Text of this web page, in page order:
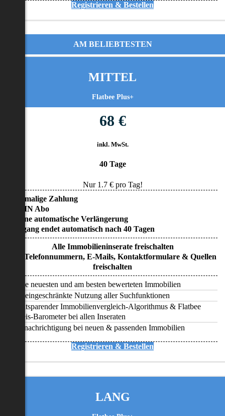
Registrieren & Bestellen
AM BELIEBTESTEN
MITTEL
Flatbee Plus+
68 €
inkl. MwSt.
40 Tage
Nur 1.7€ pro Tag!
• Einmalige Zahlung
• KEIN Abo
• Keine automatische Verlängerung
• Zugang endet automatisch nach 40 Tagen
Alle Immobilieninserate freischalten
Alle Telefonnummern, E-Mails, Kontaktformulare & Quellen
freischalten
Alle neuesten und am besten bewerteten Immobilien
Uneingeschränkte Nutzung aller Suchfunktionen
Zeitsparender Immobilienvergleich-Algorithmus & Flatbee
Preis-Barometer bei allen Inseraten
Benachrichtigung bei neuen & passenden Immobilien
Registrieren & Bestellen
LANG